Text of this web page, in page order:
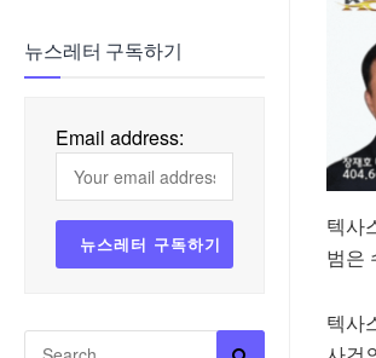
뉴스레터 구독하기
Email address:
텍사
범은
텍사